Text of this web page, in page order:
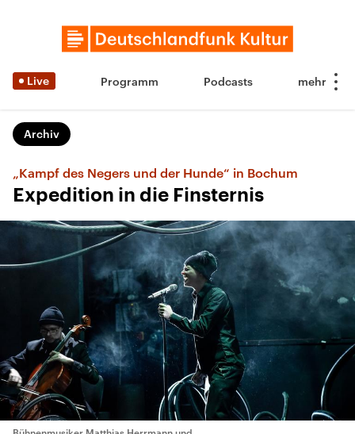
Live Programm Podcasts
Archiv
„Kampf des Negers und der Hunde“ in Bochum
Expedition in die Finsternis